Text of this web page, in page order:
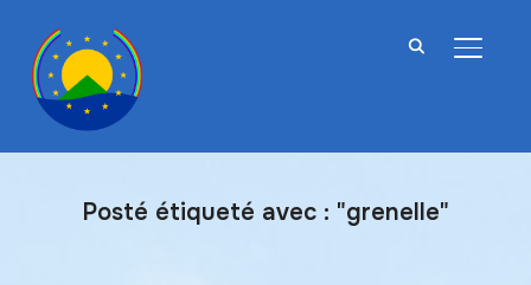
Posté étiqueté avec : "grenelle"